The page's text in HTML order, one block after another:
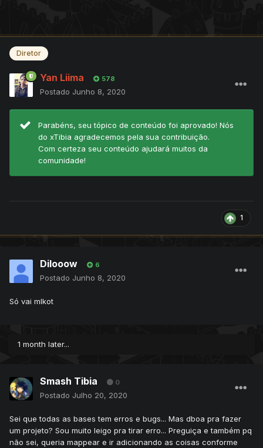
Diretor
Yan Liima 578
Postado Junho 8, 2020
Parabéns, seu tópico de conteúdo foi aprovado! Nós
do xTibia agradecemos pela sua contribuição.
Com certeza seu conteúdo ajudará muitos da
comunidade!
1
Dilooow 6
Postado Junho 8, 2020
Só vai mlkot
1 month later...
Smash Tibia 0
Postado Julho 20, 2020
Sei que todas as bases tem erros e bugs... Mas dboa pra fazer
um projeto? Sou muito leigo pra tirar erro... Preguiça e também pq
não sei, queria mappear e ir adicionando as coisas conforme